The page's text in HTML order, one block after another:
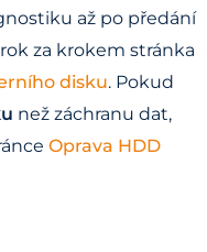
až po předání
za krokem stránka
disku. Pokud
než záchranu dat,
Oprava HDD